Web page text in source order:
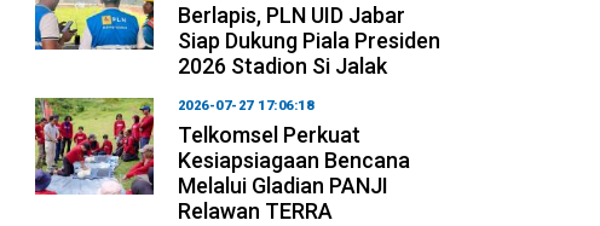
Berlapis, PLN UID Jabar
Siap Dukung Piala Presiden
2026 Stadion Si Jalak
2026-07-27 17:06:18
Telkomsel Perkuat
Kesiapsiagaan Bencana
Melalui Gladian PANJI
Relawan TERRA